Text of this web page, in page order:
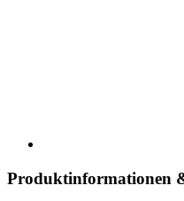
Produktinformationen